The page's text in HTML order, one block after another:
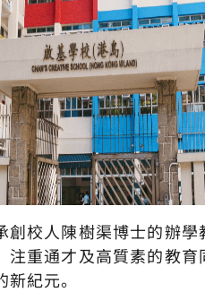
校人陳樹渠博士的辦
重通才及高質素的教
紀元。